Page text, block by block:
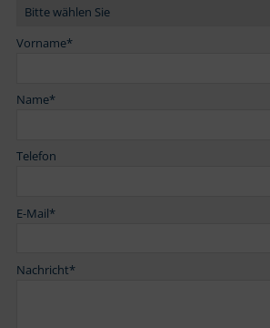
Vorname*
Name*
Telefon
E-Mail*
Nachricht*